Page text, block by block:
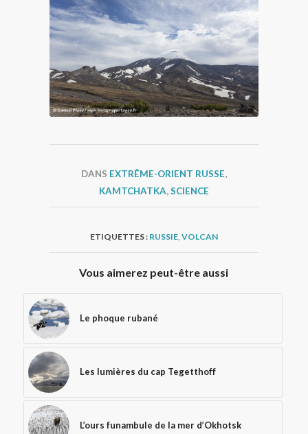
Le volcan Avachinsky au
Kamtchatka
DANS EXTRÊME-ORIENT RUSSE,
KAMTCHATKA,SCIENCE
ETIQUETTES : RUSSIE, VOLCAN
Vous aimerez peut-être aussi
Le phoque rubané
Les lumières du cap Tegetthoff
L’ours funambule de la mer d’Okhotsk